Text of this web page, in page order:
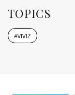
TOPICS
#VIVIZ